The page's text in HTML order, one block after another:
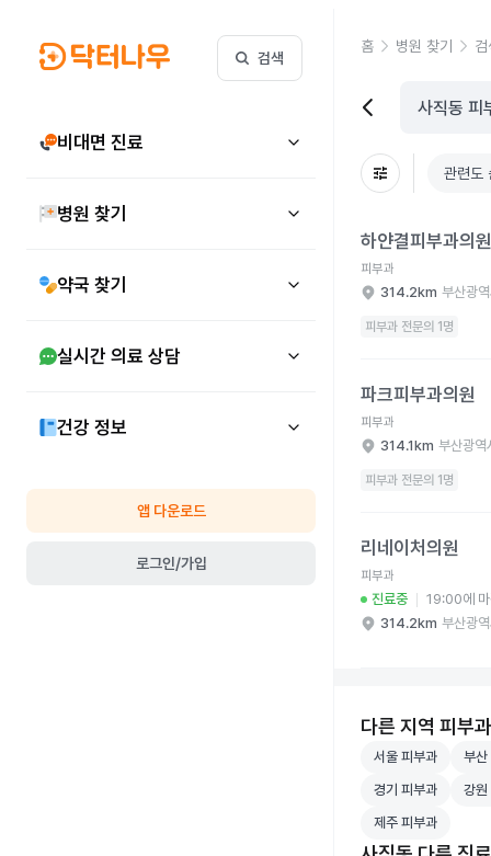
검색
비대면 진료
병원 찾기
약국 찾기
실시간 의료 상담
건강 정보
앱 다운로드
로그인/가입
홈 병원 찾기
관련도
하얀결피부과의원
피부과
314.2km 부산광
피부과 전문의 1명
파크피부과의원
피부과
314.1km 부산광역
피부과 전문의 1명
리네이처의원
피부과
진료중
19:00에
314.2km 부산광
다른 지역 피부과
서울 피부과 병원
서울 피부과 부
부산
경기 피부과 병원
경기 피부과 강
강원
제주 피부과 병원
제주 피부과